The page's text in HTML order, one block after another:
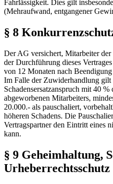
Fahrlässigkeit. Dies gilt
(Mehraufwand, entgangener
§ 8
Der AG versichert, Mitarbeiter
der Durchführung dieses
von 12 Monaten nach
Im Falle der Zuwiderhandlung gilt
Schadensersatzanspruch mit 40 %
abgeworbenen Mitarbeiters,
20.000.- als pauschaliert,
höheren Schadens. Die
Vertragspartner den Eintritt eines
kann.
§ 9 Geheimhaltung,
Urheberrechtsschutz